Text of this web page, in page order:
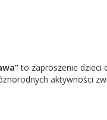
to zaproszenie dzieci
aktywności